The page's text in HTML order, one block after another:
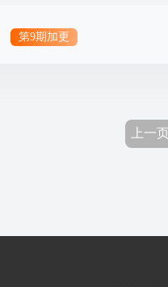
第9期加更
上一